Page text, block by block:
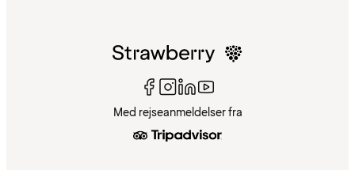
Med rejseanmeldelser fra